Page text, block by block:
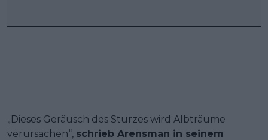
„Dieses Geräusch des Sturzes wird Albträume
verursachen“, schrieb Arensman in seinem